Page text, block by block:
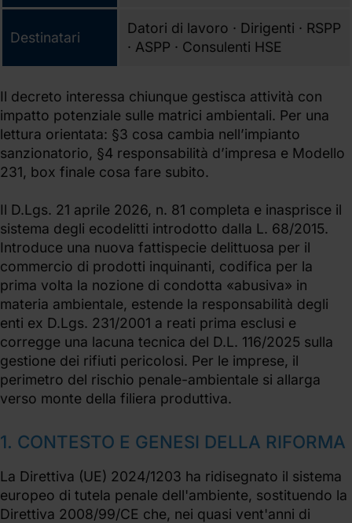
Destinatari
Datori di lavoro · Dirigenti · RSPP
· ASPP · Consulenti HSE
Il decreto interessa chiunque gestisca attività con
impatto potenziale sulle matrici ambientali. Per una
lettura orientata: §3 cosa cambia nell’impianto
sanzionatorio, §4 responsabilità d’impresa e Modello
231, box finale cosa fare subito.
Il D.Lgs. 21 aprile 2026, n. 81 completa e inasprisce il
sistema degli ecodelitti introdotto dalla L. 68/2015.
Introduce una nuova fattispecie delittuosa per il
commercio di prodotti inquinanti, codifica per la
prima volta la nozione di condotta «abusiva» in
materia ambientale, estende la responsabilità degli
enti ex D.Lgs. 231/2001 a reati prima esclusi e
corregge una lacuna tecnica del D.L. 116/2025 sulla
gestione dei rifiuti pericolosi. Per le imprese, il
perimetro del rischio penale-ambientale si allarga
verso monte della filiera produttiva.
1. CONTESTO E GENESI DELLA RIFORMA
La Direttiva (UE) 2024/1203 ha ridisegnato il sistema
europeo di tutela penale dell'ambiente, sostituendo la
Direttiva 2008/99/CE che, nei quasi vent'anni di